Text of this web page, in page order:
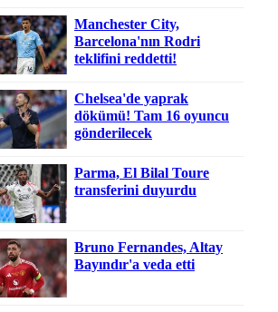
Manchester City,
Barcelona'nın Rodri
teklifini reddetti!
Chelsea'de yaprak
dökümü! Tam 16 oyuncu
gönderilecek
Parma, El Bilal Toure
transferini duyurdu
Bruno Fernandes, Altay
Bayındır'a veda etti